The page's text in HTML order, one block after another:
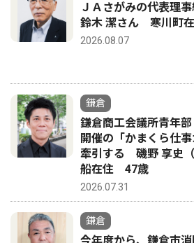
ＪＡさがみの代表理
鈴木 潔さん 寒川町
2026.08.07
鎌倉
鎌倉商工会議所青年
開催の「かまくら仕
牽引する 磯野 享史
船在住 47歳
2026.07.31
鎌倉